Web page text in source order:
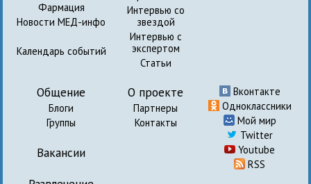
Фармация
Новости МЕД-инфо
Календарь событий
Интервью со
звездой
Интервью с
экспертом
Статьи
Общение
Блоги
Группы
Вакансии
О проекте
Партнеры
Контакты
Вконтакте
Одноклассники
Мой мир
Twitter
Youtube
RSS